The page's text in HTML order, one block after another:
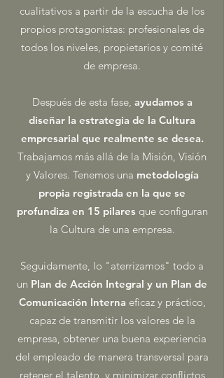
cualitativos a partir de la escucha de los
propios protagonistas: profesionales de
todos los niveles, propietarios y comité
de empresa.
Después de esta fase, ayudamos a
diseñar la estrategia de la Cultura
empresarial que realmente se desea.
Trabajamos más allá de la Misión, Visión
y Valores. Tenemos una metodología
propia registrada en la que se
profundiza en 15 pilaresque configuran
la Cultura de una empresa.
Seguidamente, lo "aterrizamos" todo a
un Plan de Acción Integral y un Plan de
Comunicación Interna eficaz y práctico,
capaz de transmitir los valores de la
empresa, obtener una buena experiencia
del empleado de manera transversal para
retener el talento, y minimizar conflictos